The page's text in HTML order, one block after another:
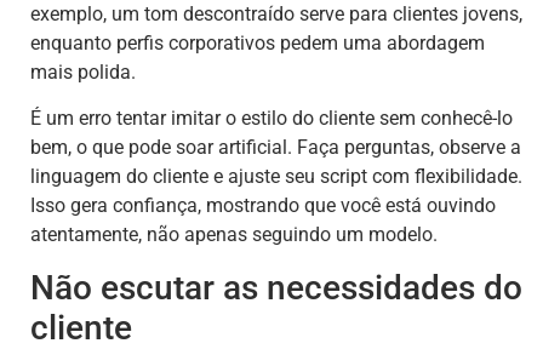
exemplo, um tom descontraído serve para clientes jovens,
enquanto perfis corporativos pedem uma abordagem
mais polida.
É um erro tentar imitar o estilo do cliente sem conhecê-lo
bem, o que pode soar artificial. Faça perguntas, observe a
linguagem do cliente e ajuste seu script com flexibilidade.
Isso gera confiança, mostrando que você está ouvindo
atentamente, não apenas seguindo um modelo.
Não escutar as necessidades do
cliente